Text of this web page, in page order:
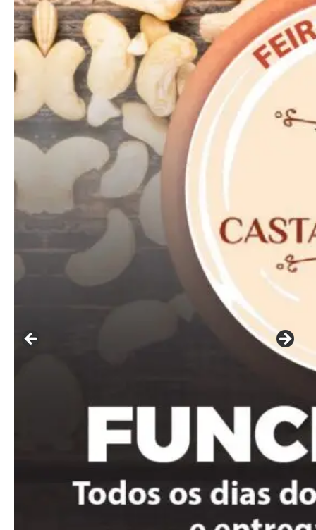
Full member access:
Etiam est nibh, lobortis sit
Praesent euismod ac
Ut mollis pellentesque tortor
Nullam eu erat condimentum
Donec quis est ac felis
Orci varius natoque dolor